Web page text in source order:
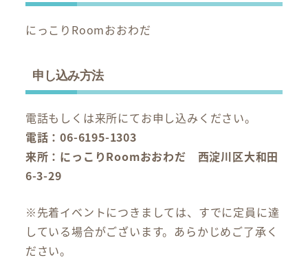
にっこりRoomおおわだ
申し込み方法
電話もしくは来所にてお申し込みください。
電話：06-6195-1303
来所：にっこりRoomおおわだ 西淀川区大和田
6-3-29
※先着イベントにつきましては、すでに定員に達
している場合がございます。あらかじめご了承く
ださい。